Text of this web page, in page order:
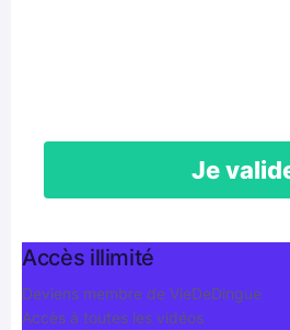
Je
Accès illimité
Deviens membre de VieDeDingue
Accès à toutes les vidéos